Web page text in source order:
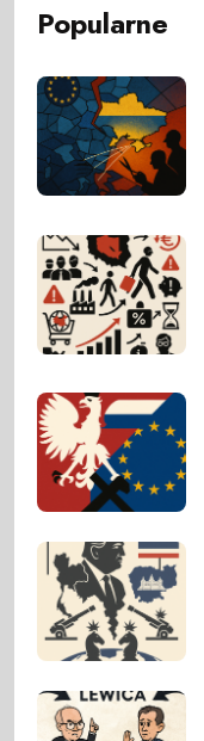
Popularne